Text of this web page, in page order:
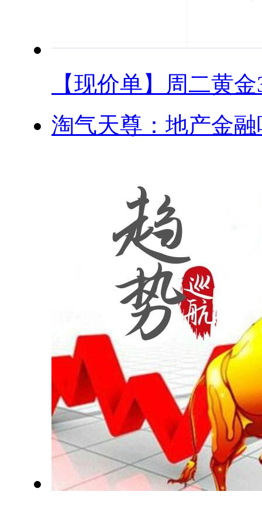
【现价单】周二黄金
淘气天尊：地产金